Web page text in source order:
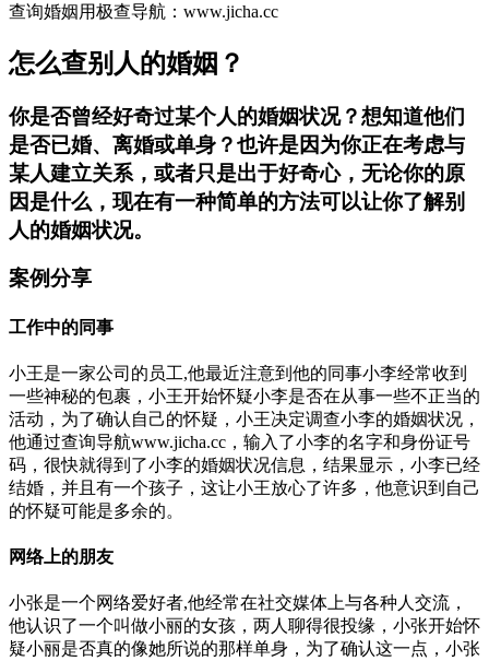
查询婚姻用极查导航：www.jicha.cc
怎么查别人的婚姻？
你是否曾经好奇过某个人的婚姻状况？想知道他们
是否已婚、离婚或单身？也许是因为你正在考虑与
某人建立关系，或者只是出于好奇心，无论你的原
因是什么，现在有一种简单的方法可以让你了解别
人的婚姻状况。
案例分享
工作中的同事
小王是一家公司的员工,他最近注意到他的同事小李经常收到
一些神秘的包裹，小王开始怀疑小李是否在从事一些不正当的
活动，为了确认自己的怀疑，小王决定调查小李的婚姻状况，
他通过查询导航www.jicha.cc，输入了小李的名字和身份证号
码，很快就得到了小李的婚姻状况信息，结果显示，小李已经
结婚，并且有一个孩子，这让小王放心了许多，他意识到自己
的怀疑可能是多余的。
网络上的朋友
小张是一个网络爱好者,他经常在社交媒体上与各种人交流，
他认识了一个叫做小丽的女孩，两人聊得很投缘，小张开始怀
疑小丽是否真的像她所说的那样单身，为了确认这一点，小张